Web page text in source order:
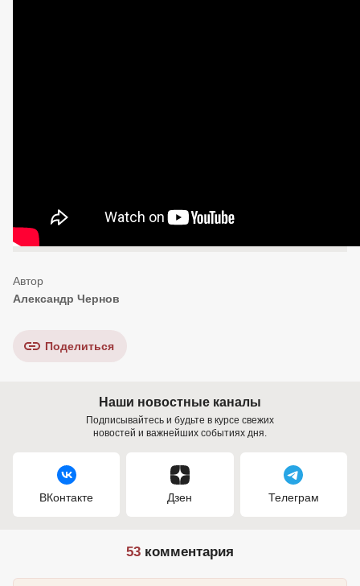
Александр Чернов
Поделиться
Наши новостные каналы
Подписывайтесь и будьте в курсе свежих
новостей и важнейших событиях дня.
ВКонтакте Дзен Телеграм
53 комментария